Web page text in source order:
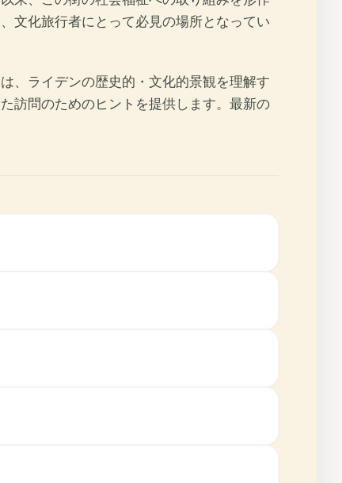
文化旅行者にとって必見の場所となってい
、ライデンの歴史的・文化的景観を理解す
訪問のためのヒントを提供します。最新の